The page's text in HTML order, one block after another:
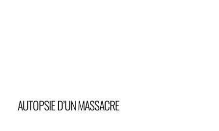
AUTOPSIE D’UN MASSACRE